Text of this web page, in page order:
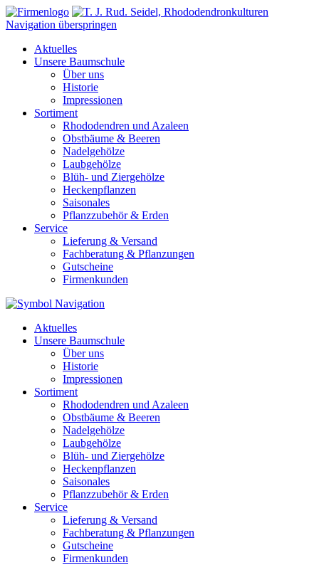
Navigation überspringen
Aktuelles
Unsere Baumschule
Über uns
Historie
Impressionen
Sortiment
Rhododendren und Azaleen
Obstbäume & Beeren
Nadelgehölze
Laubgehölze
Blüh- und Ziergehölze
Heckenpflanzen
Saisonales
Pflanzzubehör & Erden
Service
Lieferung & Versand
Fachberatung & Pflanzungen
Gutscheine
Firmenkunden
Aktuelles
Unsere Baumschule
Über uns
Historie
Impressionen
Sortiment
Rhododendren und Azaleen
Obstbäume & Beeren
Nadelgehölze
Laubgehölze
Blüh- und Ziergehölze
Heckenpflanzen
Saisonales
Pflanzzubehör & Erden
Service
Lieferung & Versand
Fachberatung & Pflanzungen
Gutscheine
Firmenkunden